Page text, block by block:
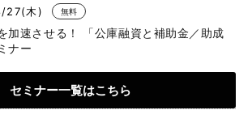
27(木) 無料
加速させる！ 「公庫融資と補助金／助成
ナー
セミナー一覧はこちら